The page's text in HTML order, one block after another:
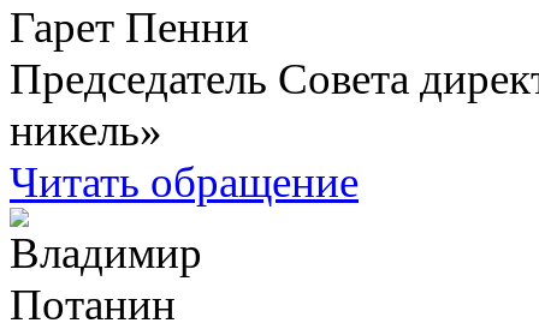
Гарет Пенни
Председатель Совета
никель»
Читать обращение